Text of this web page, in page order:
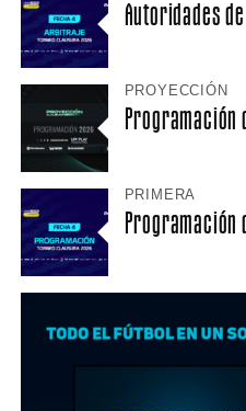
Autoridades
PROYECCIÓN
Programación
PRIMERA
Programación